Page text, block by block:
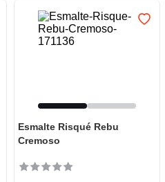
Esmalte Risqué Rebu
Cremoso